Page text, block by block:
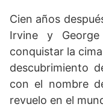
Cien años
Irvine y
conquistar la
descubrimiento
con el nombre
revuelo en el